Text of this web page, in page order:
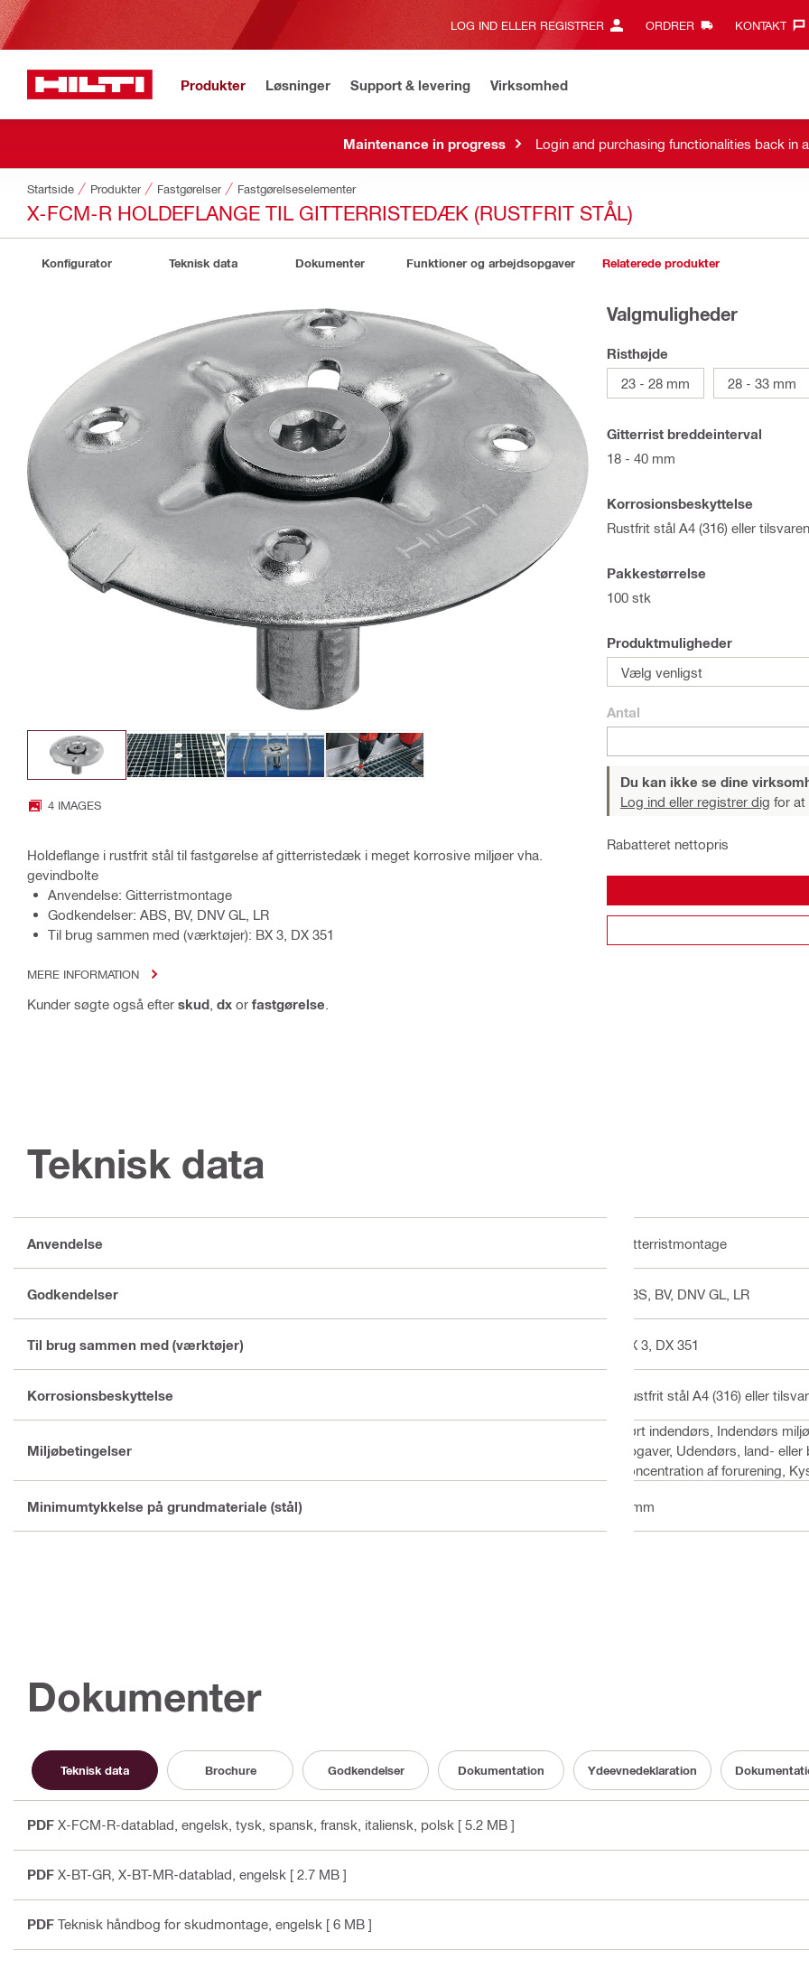
LOG IND ELLER REGISTRER ORDRER KONTAKT‎
Produkter Løsninger Support & levering Virksomhed
Maintenance in progress Login and purchasing functionalities back in
Startside Produkter Fastgørelser Fastgørelseselementer
X-FCM-R HOLDEFLANGE TIL GITTERRISTEDÆK (RUSTFRIT STÅL)
Konfigurator Teknisk data Dokumenter Funktioner og arbejdsopgaver Relaterede produkter
4 IMAGES
Holdeflange i rustfrit stål til fastgørelse af gitterristedæk i meget korrosive miljøer vha.
gevindbolte
Anvendelse: Gitterristmontage
Godkendelser: ABS, BV, DNV GL, LR
Til brug sammen med (værktøjer): BX 3, DX 351
MERE INFORMATION
Kunder søgte også efter skud dx or fastgørelse
Valgmuligheder
Risthøjde
23 - 28 mm
28 - 33 mm
Gitterrist breddeinterval
18 - 40 mm
Korrosionsbeskyttelse
Rustfrit stål A4 (316) eller
Pakkestørrelse
100 stk
Produktmuligheder
Vælg venligst
Antal
Du kan ikke se dine
Log ind eller registrer dig for at
Rabatteret nettopris
Teknisk data
Anvendelse Gitterristmontage
Godkendelser ABS, BV, DNV GL, LR
Til brug sammen med (værktøjer) BX 3, DX 351
Korrosionsbeskyttelse Rustfrit stål A4 (316) eller
Miljøbetingelser
Tørt indendørs, Indendørs
opgaver, Udendørs, land-
koncentration af forurening,
Minimumtykkelse på grundmateriale (stål) 6 mm
Dokumenter
Teknisk data Brochure Godkendelser Dokumentation Ydeevnedeklaration
PDF X-FCM-R-datablad , engelsk, tysk, spansk, fransk, italiensk, polsk [ 5.2 MB ]
PDF X-BT-GR, X-BT-MR-datablad , engelsk [ 2.7 MB ]
PDF Teknisk håndbog for skudmontage , engelsk [ 6 MB ]